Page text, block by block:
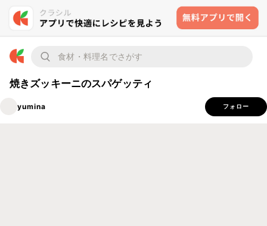
焼きズッキーニのスパゲッティ
yumina フォロー